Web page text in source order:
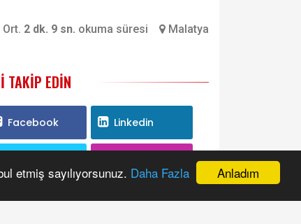
Anladım
etmiş sayılıyorsunuz. Daha Fazla
Ort. 2 dk. 9 sn. okuma süresi Malatya
TAKIP EDIN
Facebook Linkedin
Youtube RSS